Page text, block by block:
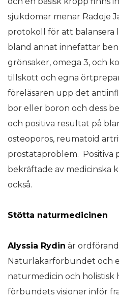
sjukdomar menar Radoje
protokoll för att balansera
bland annat innefattar
grönsaker, omega 3, och
tillskott och egna
föreläsaren upp det
bor eller boron och dess
och positiva resultat på
osteoporos, reumatoid
prostataproblem. Positiva
bekräftade av medicinska
också.
Stötta naturmedicinen
Alyssia Rydin är
Naturläkarförbundet och
naturmedicin och holistisk
förbundets visioner inför